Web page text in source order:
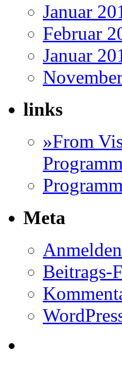
Januar
Februar
Januar
links
»From
Meta
Anmelden
Beitrags-